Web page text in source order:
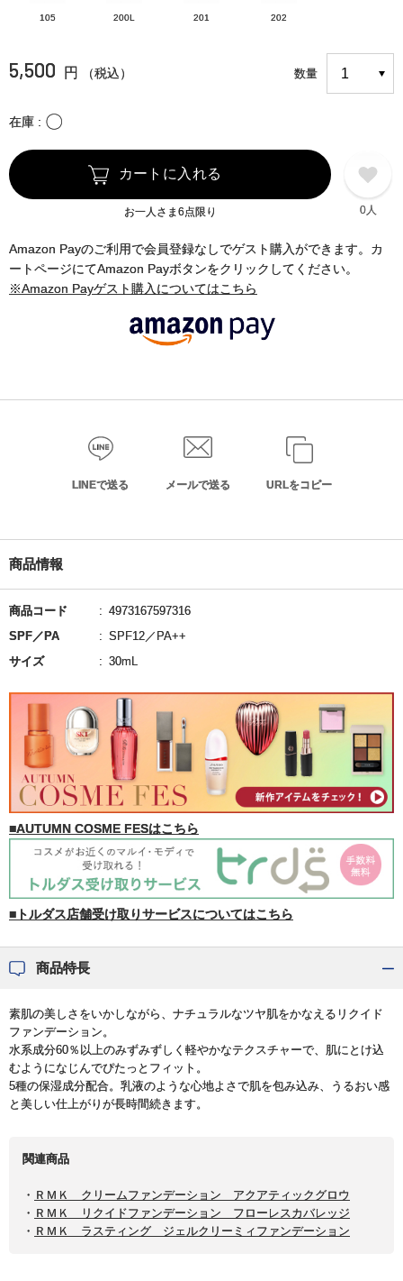
105 200L 201 202
5,500 円 （税込） 数量
在庫 〇
カートに入れる
お一人さま6点限り 0人
Amazon Payのご利用で会員登録なしでゲスト購入ができます。カ
ートページにてAmazon Payボタンをクリックしてください。
※Amazon Payゲスト購入についてはこちら
LINEで送る メールで送る URLをコピー
商品情報
商品コード
4973167597316
SPF／PA
SPF12／PA++
サイズ
30mL
■AUTUMN COSME FESはこちら
■トルダス店舗受け取りサービスについてはこちら
商品特長
素肌の美しさをいかしながら、ナチュラルなツヤ肌をかなえるリクイド
ファンデーション。
水系成分60％以上のみずみずしく軽やかなテクスチャーで、肌にとけ込
むようになじんでぴたっとフィット。
5種の保湿成分配合。乳液のような心地よさで肌を包み込み、うるおい感
と美しい仕上がりが長時間続きます。
関連商品
・ ＲＭＫ クリームファンデーション アクアティックグロウ
・ ＲＭＫ リクイドファンデーション フローレスカバレッジ
・ ＲＭＫ ラスティング ジェルクリーミィファンデーション